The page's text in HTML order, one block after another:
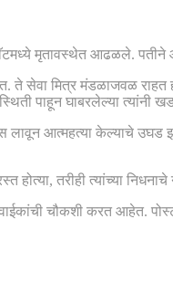
मृतावस्थेत आढळले.
मित्र मंडळाजवळ राहत
पाहून घाबरलेल्या त्यांनी
आत्महत्या केल्याचे उघड
होत्या, तरीही त्यांच्या
चौकशी करत आहेत.